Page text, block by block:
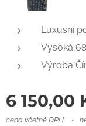
Luxusní
Vysoká
Výroba
6 150,00
cena včetně DPH